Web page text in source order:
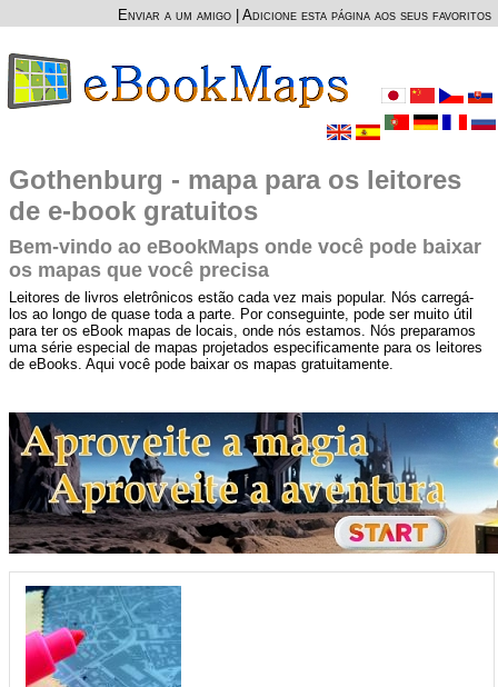
Enviar a um amigo Adicione esta página aos seus favoritos
Gothenburg - mapa para os leitores
de e-book gratuitos
Bem-vindo ao eBookMaps onde você pode baixar
os mapas que você precisa
Leitores de livros eletrônicos estão cada vez mais popular. Nós carregá-
los ao longo de quase toda a parte. Por conseguinte, pode ser muito útil
para ter os eBook mapas de locais, onde nós estamos. Nós preparamos
uma série especial de mapas projetados especificamente para os leitores
de eBooks. Aqui você pode baixar os mapas gratuitamente.